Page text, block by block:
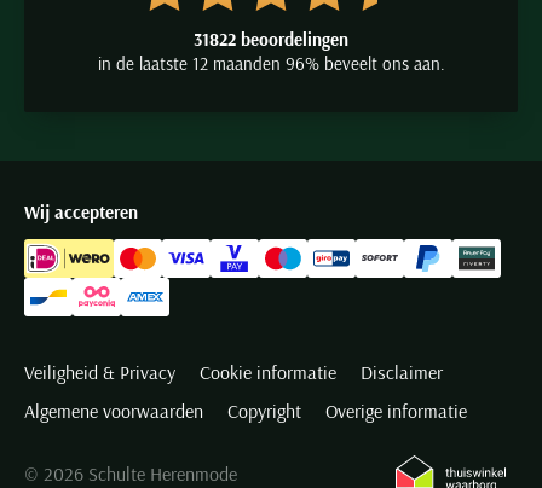
31822 beoordelingen
in de laatste 12 maanden 96% beveelt ons aan.
Wij accepteren
Veiligheid & Privacy Cookie informatie
Disclaimer
Algemene voorwaarden
Copyright Overige informatie
© 2026 Schulte Herenmode